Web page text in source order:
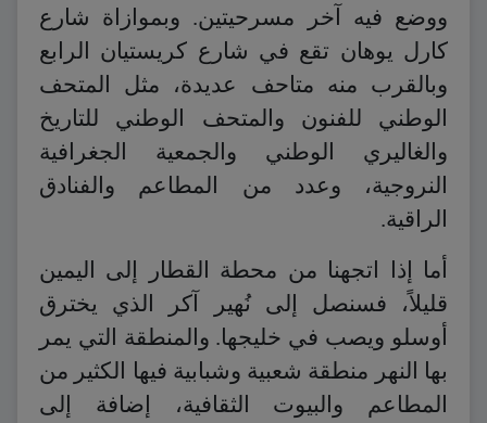
ووضع فيه آخر مسرحيتين. وبموازاة شارع
كارل يوهان تقع في شارع كريستيان الرابع
وبالقرب منه متاحف عديدة، مثل المتحف
الوطني للفنون والمتحف الوطني للتاريخ
والغاليري الوطني والجمعية الجغرافية
النروجية، وعدد من المطاعم والفنادق
الراقية.
أما إذا اتجهنا من محطة القطار إلى اليمين
قليلاً، فسنصل إلى نُهير آكر الذي يخترق
أوسلو ويصب في خليجها. والمنطقة التي يمر
بها النهر منطقة شعبية وشبابية فيها الكثير من
المطاعم والبيوت الثقافية، إضافة إلى